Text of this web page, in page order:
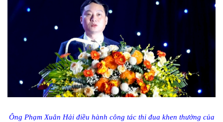
Ông Phạm Xuân Hải điều hành công tác thi đua khen thưởng của